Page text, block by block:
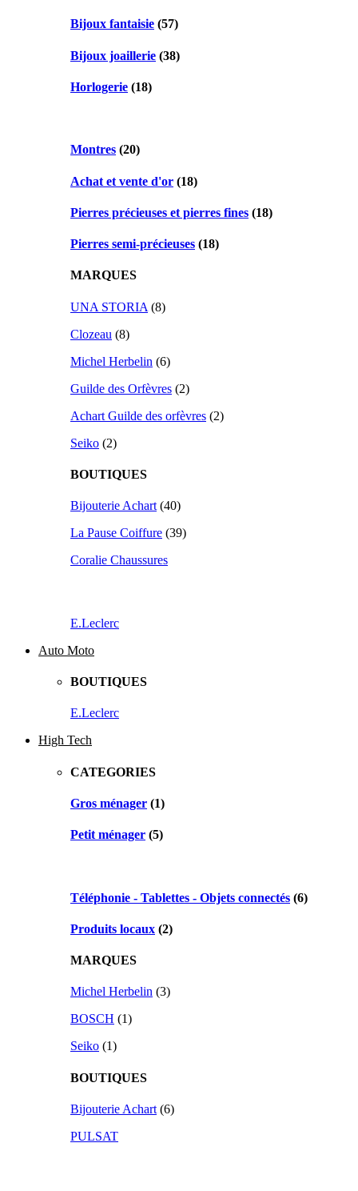
Bijoux fantaisie (57)
Bijoux joaillerie (38)
Horlogerie (18)
Montres (20)
Achat et vente d'or (18)
Pierres précieuses et pierres fines (18)
Pierres semi-précieuses (18)
MARQUES
UNA STORIA (8)
Clozeau (8)
Michel Herbelin (6)
Guilde des Orfèvres (2)
Achart Guilde des orfèvres (2)
Seiko (2)
BOUTIQUES
Bijouterie Achart (40)
La Pause Coiffure (39)
Coralie Chaussures
E.Leclerc
Auto Moto
BOUTIQUES
E.Leclerc
High Tech
CATEGORIES
Gros ménager (1)
Petit ménager (5)
Téléphonie - Tablettes - Objets connectés (6)
Produits locaux (2)
MARQUES
Michel Herbelin (3)
BOSCH (1)
Seiko (1)
BOUTIQUES
Bijouterie Achart (6)
PULSAT